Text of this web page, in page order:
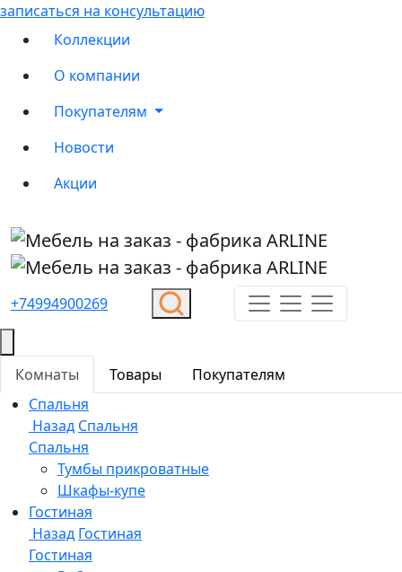
записаться на консультацию
Коллекции
О компании
Покупателям
Новости
Акции
+74994900269